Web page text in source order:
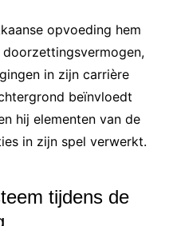
opvoeding hem
in zijn carrière
beïnvloedt
hij elementen van de
in zijn spel verwerkt.
tijdens de